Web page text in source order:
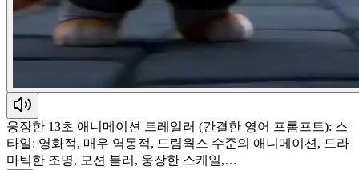
웅장한 13초 애니메이션 트레일러 (간결한 영어 프롬프트): 스
타일: 영화적, 매우 역동적, 드림웍스 수준의 애니메이션, 드라
마틱한 조명, 모션 블러, 웅장한 스케일,…